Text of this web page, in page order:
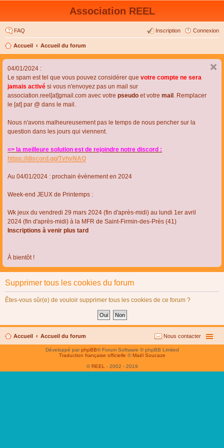
Association REEL
FAQ Connexion
Inscription
Accueil Accueil du forum
04/01/2024 :
Le spam est tel que vous pouvez considérer que votre compte ne sera
jamais activé si vous n'envoyez pas un mail sur
association.reel[at]gmail.com avec votre pseudo et votre mail . Remplacer
le [at] par @ dans le mail.
Nous n'avons malheureusement pas le temps de nous pencher sur la
question dans les jours qui viennent.
=> la meilleure solution est de rejoindre notre discord :
https://discord.gg/TvhyNAQ
Au 04/01/2024 : prochain évènement en 2024
Week-end JEUX de Printemps :
Wk jeux du vendredi 29 mars 2024 (fin d'après-midi) au lundi 1er avril
2024 (fin d'après-midi) à la MFR de Saint-Firmin-des-Près (41)
Inscriptions à venir plus tard
À bientôt !
Supprimer tous les cookies du forum
Êtes-vous sûr(e) de vouloir supprimer tous les cookies de ce forum ?
Accueil Accueil du forum Nous contacter
Développé parphpBB® Forum Software © phpBB Limited
Traduction française officielle © Maël Soucaze
© REEL - 2002 - 2019